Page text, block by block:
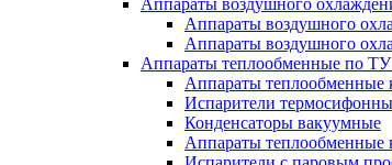
Аппараты воздушного
Аппараты воздушного
Аппараты теплообменные по ТУ
Аппараты теплообменные
Испарители
Конденсаторы вакуумные
Аппараты теплообменные